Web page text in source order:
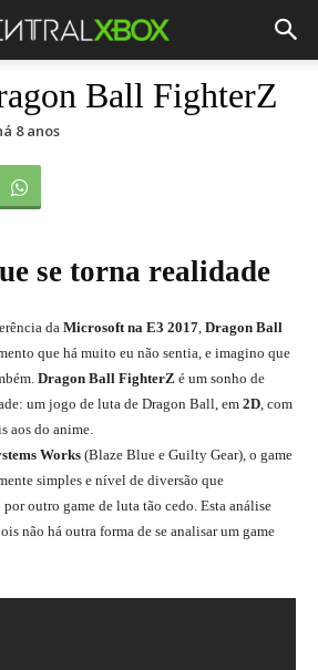
Ball FighterZ
8 anos
se torna realidade
da Microsoft na E3 2017, Dragon Ball
que há muito eu não sentia, e imagino que
Dragon Ball FighterZ é um sonho de
um jogo de luta de Dragon Ball, em 2D, com
aos do anime.
Works(Blaze Blue e Guilty Gear), o game
simples e nível de diversão que
outro game de luta tão cedo. Esta análise
não há outra forma de se analisar um game